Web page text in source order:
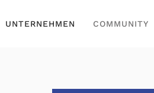
UNTERNEHMEN COMMUNITY